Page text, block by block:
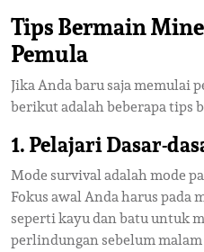
Tips Bermain
Pemula
Jika Anda baru saja memulai
berikut adalah beberapa tips
1. Pelajari Dasar-
Mode survival adalah mode
Fokus awal Anda harus pada
seperti kayu dan batu untuk
perlindungan sebelum